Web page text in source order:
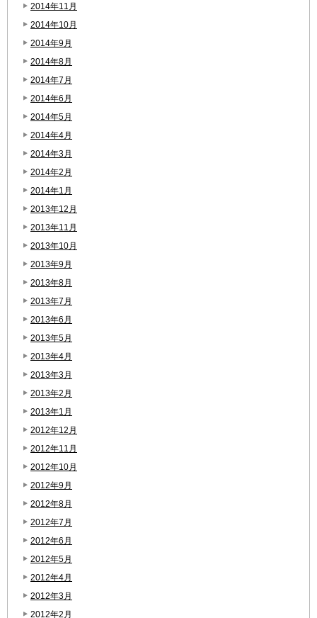
2014年11月
2014年10月
2014年9月
2014年8月
2014年7月
2014年6月
2014年5月
2014年4月
2014年3月
2014年2月
2014年1月
2013年12月
2013年11月
2013年10月
2013年9月
2013年8月
2013年7月
2013年6月
2013年5月
2013年4月
2013年3月
2013年2月
2013年1月
2012年12月
2012年11月
2012年10月
2012年9月
2012年8月
2012年7月
2012年6月
2012年5月
2012年4月
2012年3月
2012年2月